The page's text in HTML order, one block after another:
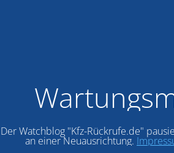
Der Watchblog "Kfz-Rückrufe.de"
an einer Neuausrichtung.